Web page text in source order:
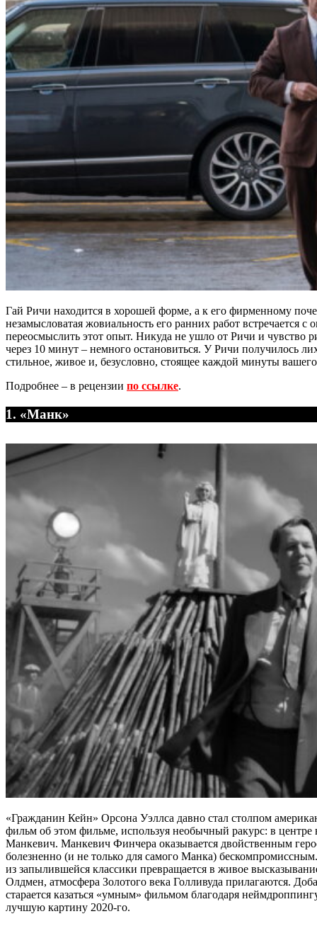
Гай Ричи находится в хорошей форме, а к его фирменному
незамысловатая жовиальность его ранних работ
переосмыслить этот опыт. Никуда не ушло от Ричи и чувство
через 10 минут – немного остановиться. У Ричи получилось
стильное, живое и, безусловно, стоящее каждой минуты
Подробнее – в рецензии по ссылке.
1. «Манк»
«Гражданин Кейн» Орсона Уэллса давно стал столпом
фильм об этом фильме, используя необычный ракурс: в
Манкевич. Манкевич Финчера оказывается двойственным
болезненно (и не только для самого Манка)
из запылившейся классики превращается в живое
Олдмен, атмосфера Золотого века Голливуда прилагаются.
старается казаться «умным» фильмом благодаря
лучшую картину 2020-го.